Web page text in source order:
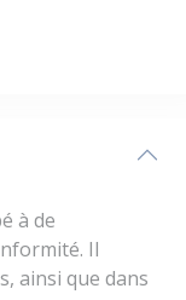
à de
Il
ainsi que dans